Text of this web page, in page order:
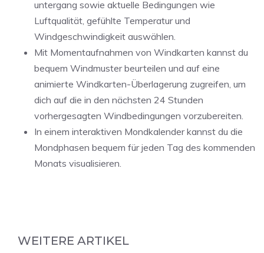
untergang sowie aktuelle Bedingungen wie
Luftqualität, gefühlte Temperatur und
Windgeschwindigkeit auswählen.
Mit Momentaufnahmen von Windkarten kannst du
bequem Windmuster beurteilen und auf eine
animierte Windkarten-Überlagerung zugreifen, um
dich auf die in den nächsten 24 Stunden
vorhergesagten Windbedingungen vorzubereiten.
In einem interaktiven Mondkalender kannst du die
Mondphasen bequem für jeden Tag des kommenden
Monats visualisieren.
WEITERE ARTIKEL